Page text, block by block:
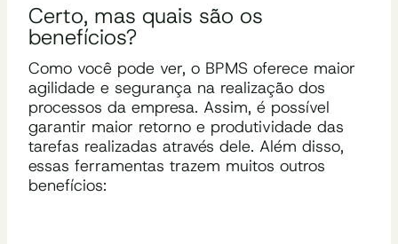
Certo, mas quais são os
benefícios?
Como você pode ver, o BPMS oferece maior
agilidade e segurança na realização dos
processos da empresa. Assim, é possível
garantir maior retorno e produtividade das
tarefas realizadas através dele. Além disso,
essas ferramentas trazem muitos outros
benefícios: